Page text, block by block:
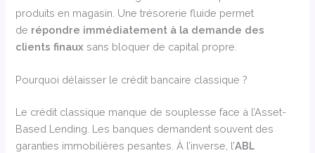
produits en magasin. Une trésorerie fluide permet
de répondre immédiatement à la demande des
clients finaux sans bloquer de capital propre.
Pourquoi délaisser le crédit bancaire classique ?
Le crédit classique manque de souplesse face à l’Asset-
Based Lending. Les banques demandent souvent des
garanties immobilières pesantes. À l’inverse, l’ABL